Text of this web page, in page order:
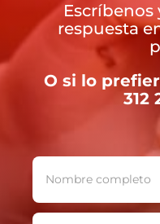
respuesta
O si lo
312